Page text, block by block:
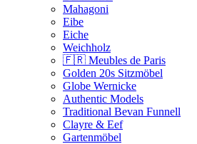
Mahagoni
Eibe
Eiche
Weichholz
🇫🇷 Meubles de Paris
Golden 20s Sitzmöbel
Globe Wernicke
Authentic Models
Traditional Bevan Funnell
Clayre & Eef
Gartenmöbel